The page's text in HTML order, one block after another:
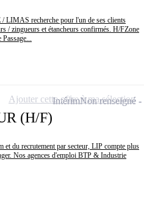
recherche pour l'un de ses clients
/ zingueurs et étancheurs confirmés. H/FZone
(H/F)
et du recrutement par secteur, LIP compte plus
Nos agences d'emploi BTP & Industrie
IntérimNon renseigné
Ajouter cette offre à ma sélection